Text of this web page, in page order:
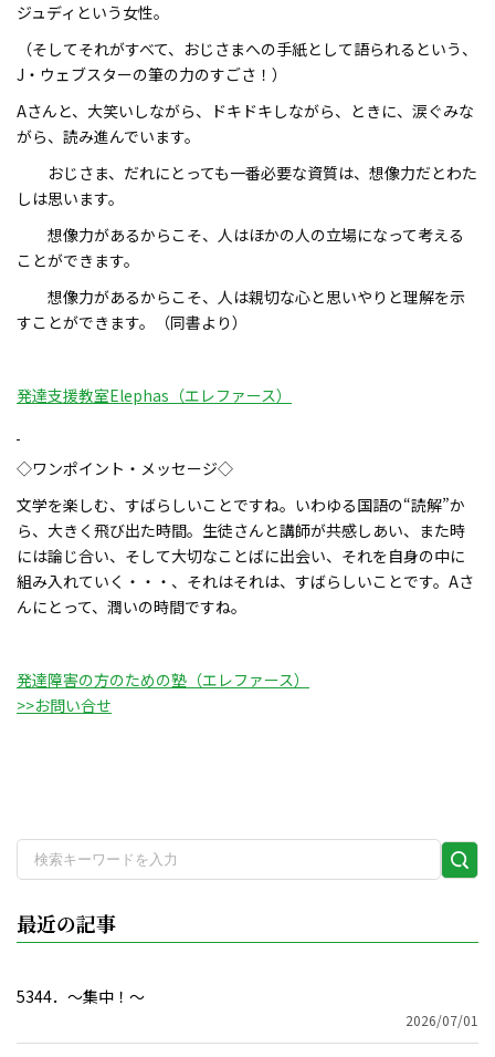
ジュディという女性。
（そしてそれがすべて、おじさまへの手紙として語られるという、
J・ウェブスターの筆の力のすごさ！）
Aさんと、大笑いしながら、ドキドキしながら、ときに、涙ぐみな
がら、読み進んでいます。
おじさま、だれにとっても一番必要な資質は、想像力だとわた
しは思います。
想像力があるからこそ、人はほかの人の立場になって考える
ことができます。
想像力があるからこそ、人は親切な心と思いやりと理解を示
すことができます。（同書より）
発達支援教室Elephas（エレファース）
◇ワンポイント・メッセージ◇
文学を楽しむ、すばらしいことですね。いわゆる国語の“読解”か
ら、大きく飛び出た時間。生徒さんと講師が共感しあい、また時
には論じ合い、そして大切なことばに出会い、それを自身の中に
組み入れていく・・・、それはそれは、すばらしいことです。Aさ
んにとって、潤いの時間ですね。
発達障害の方のための塾（エレファース）
>>お問い合せ
検
最近の記事
5344．～集中！〜
2026/07/01